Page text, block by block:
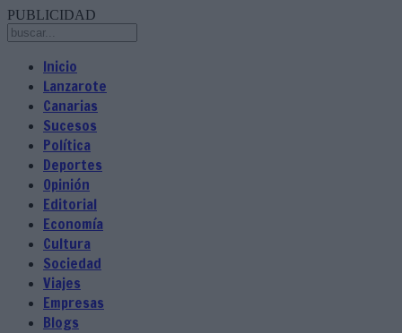
PUBLICIDAD
Inicio
Lanzarote
Canarias
Sucesos
Política
Deportes
Opinión
Editorial
Economía
Cultura
Sociedad
Viajes
Empresas
Blogs